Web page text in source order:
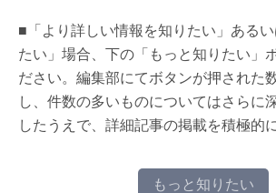
■「より詳しい情報を知りたい」ある
たい」場合、下の「もっと知りたい」
ださい。編集部にてボタンが押された
し、件数の多いものについてはさらに
したうえで、詳細記事の掲載を積極的
もっと知りたい